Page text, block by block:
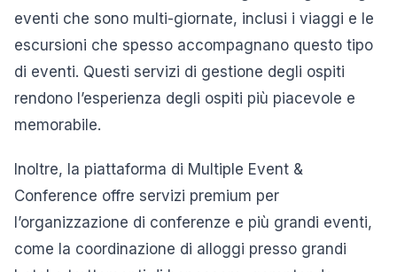
eventi che sono multi-giornate, inclusi i viaggi e le
escursioni che spesso accompagnano questo tipo
di eventi. Questi servizi di gestione degli ospiti
rendono l’esperienza degli ospiti più piacevole e
memorabile.
Inoltre, la piattaforma di Multiple Event &
Conference offre servizi premium per
l’organizzazione di conferenze e più grandi eventi,
come la coordinazione di alloggi presso grandi